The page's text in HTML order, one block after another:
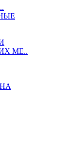
МЕ..